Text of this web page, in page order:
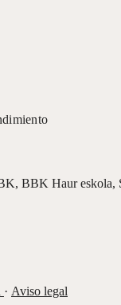
BBK Haur eskola,
· Aviso legal